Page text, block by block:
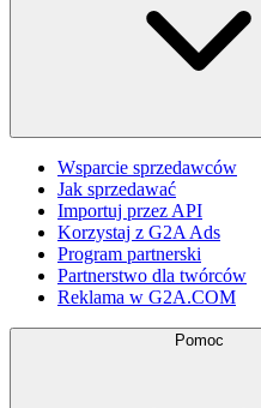
Wsparcie sprzedawców
Jak sprzedawać
Importuj przez API
Korzystaj z G2A Ads
Program partnerski
Partnerstwo dla twórców
Reklama w G2A.COM
Pomoc